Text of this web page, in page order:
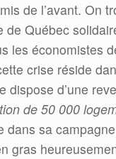
de l’avant. On
de Québec
les économistes
crise réside
dispose d’une
de 50 000
sa
gras